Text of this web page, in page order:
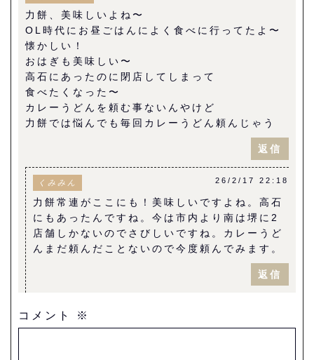
力餅、美味しいよね〜
OL時代にお昼ごはんによく食べに行ってたよ〜
懐かしい！
おはぎも美味しい〜
高石にあったのに閉店してしまって
食べたくなった〜
カレーうどんを頼む事ないんやけど
力餅では悩んでも毎回カレーうどん頼んじゃう
返信
くみみん 26/2/17 22:18
力餅常連がここにも！美味しいですよね。高石
にもあったんですね。今は市内より南は堺に2
店舗しかないのでさびしいですね。カレーうど
んまだ頼んだことないので今度頼んでみます。
返信
コメント ※